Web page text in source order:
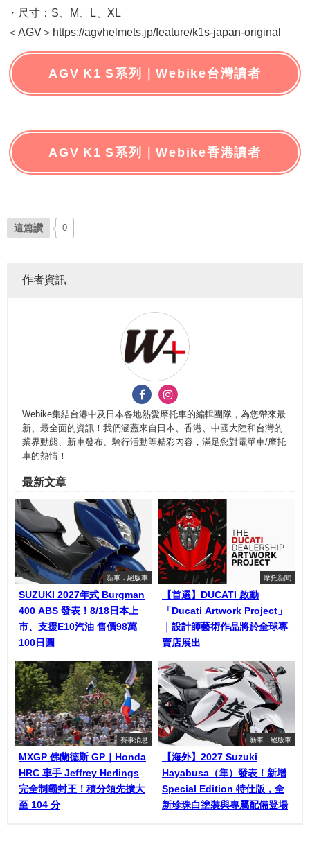
・尺寸：S、M、L、XL
＜AGV＞https://agvhelmets.jp/feature/k1s-japan-original
AGV K1 S系列｜Webike台灣讀者
AGV K1 S系列｜Webike香港讀者
這篇讚 0
作者資訊
Webike集結台港中及日本各地熱愛摩托車的編輯團隊，為您帶來最
新、最全面的資訊！我們涵蓋來自日本、香港、中國大陸和台灣的
業界動態、新車發布、騎行活動等精彩內容，滿足您對電單車/摩托
車的熱情！
最新文章
新車．絕版車
SUZUKI 2027年式 Burgman
400 ABS 發表！8/18日本上
市、支援E10汽油 售價98萬
100日圓
摩托新聞
【首選】DUCATI 啟動
「Ducati Artwork Project」
｜設計師藝術作品將於全球專
賣店展出
賽事消息
MXGP 佛蘭德斯 GP｜Honda
HRC 車手 Jeffrey Herlings
完全制霸封王！積分領先擴大
至 104 分
新車．絕版車
【海外】2027 Suzuki
Hayabusa（隼）發表！新增
Special Edition 特仕版，全
新珍珠白塗裝與專屬配備登場